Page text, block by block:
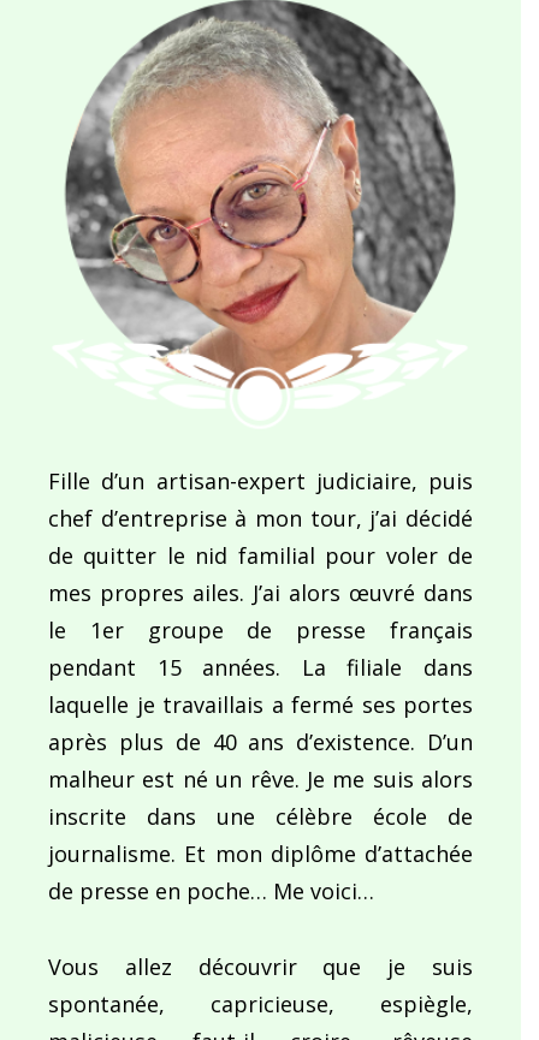
Fille d’un artisan-expert judiciaire, puis
chef d’entreprise à mon tour, j’ai décidé
de quitter le nid familial pour voler de
mes propres ailes. J’ai alors œuvré dans
le 1er groupe de presse français
pendant 15 années. La filiale dans
laquelle je travaillais a fermé ses portes
après plus de 40 ans d’existence. D’un
malheur est né un rêve. Je me suis alors
inscrite dans une célèbre école de
journalisme. Et mon diplôme d’attachée
de presse en poche… Me voici…
Vous allez découvrir que je suis
spontanée, capricieuse, espiègle,